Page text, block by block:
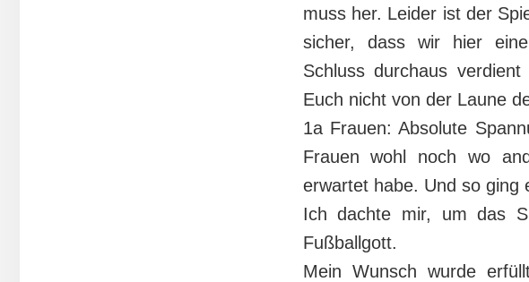
muss her. Leider ist der
sicher, dass wir hier
Schluss durchaus
Euch nicht von der Laune
1a Frauen: Absolute
Frauen wohl noch wo
erwartet habe. Und so ging
Ich dachte mir, um das
Fußballgott.
Mein Wunsch wurde